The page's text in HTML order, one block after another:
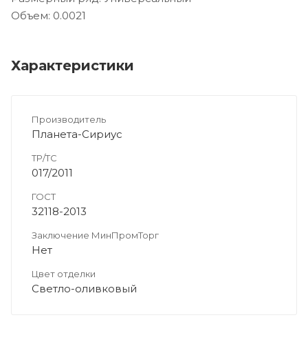
Объем: 0.0021
Характеристики
Производитель
Планета-Сириус
ТР/ТС
017/2011
ГОСТ
32118-2013
Заключение МинПромТорг
Нет
Цвет отделки
Светло-оливковый